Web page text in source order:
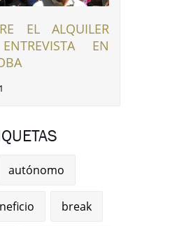
EL ALQUILER
EN
autónomo
break